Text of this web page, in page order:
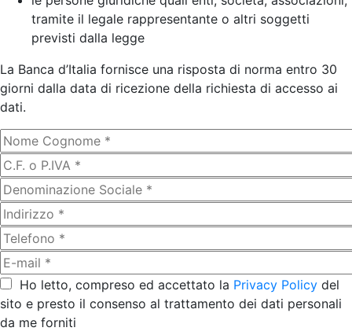
tramite il legale rappresentante o altri soggetti
previsti dalla legge
La Banca d’Italia fornisce una risposta di norma entro 30
giorni dalla data di ricezione della richiesta di accesso ai
dati.
Ho letto, compreso ed accettato la Privacy Policy del
sito e presto il consenso al trattamento dei dati personali
da me forniti